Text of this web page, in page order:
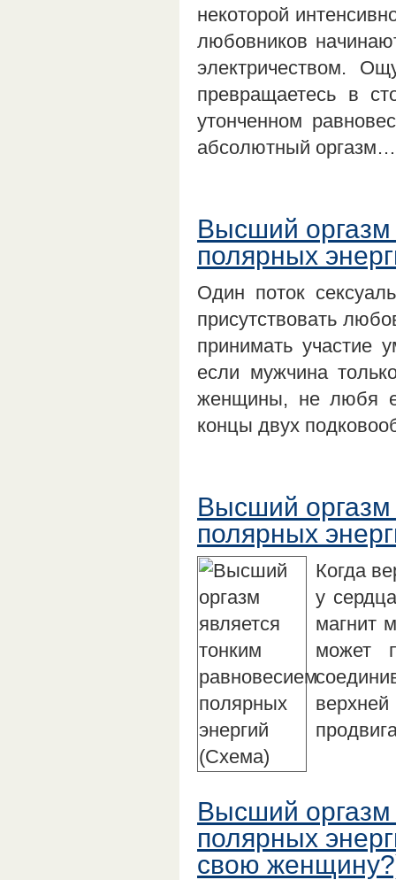
некоторой
любовников
электричеством.
превращаетесь в
утонченном
абсолютный оргазм…
Высший оргазм
полярных
Один поток
присутствовать
принимать участие
если мужчина
женщины, не любя
концы двух
Высший оргазм
полярных
Когда
у
магнит
может
Высший оргазм
полярных
свою